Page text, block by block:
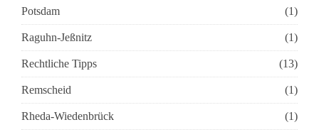
Potsdam (1)
Raguhn-Jeßnitz (1)
Rechtliche Tipps (13)
Remscheid (1)
Rheda-Wiedenbrück (1)